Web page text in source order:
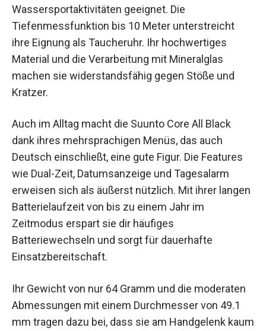
Wassersportaktivitäten geeignet. Die
Tiefenmessfunktion bis 10 Meter unterstreicht
ihre Eignung als Taucheruhr. Ihr hochwertiges
Material und die Verarbeitung mit Mineralglas
machen sie widerstandsfähig gegen Stöße und
Kratzer.
Auch im Alltag macht die Suunto Core All Black
dank ihres mehrsprachigen Menüs, das auch
Deutsch einschließt, eine gute Figur. Die Features
wie Dual-Zeit, Datumsanzeige und Tagesalarm
erweisen sich als äußerst nützlich. Mit ihrer langen
Batterielaufzeit von bis zu einem Jahr im
Zeitmodus erspart sie dir häufiges
Batteriewechseln und sorgt für dauerhafte
Einsatzbereitschaft.
Ihr Gewicht von nur 64 Gramm und die moderaten
Abmessungen mit einem Durchmesser von 49.1
mm tragen dazu bei, dass sie am Handgelenk kaum